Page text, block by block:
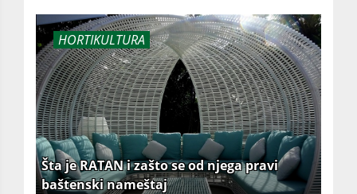
HORTIKULTURA
Šta je RATAN i zašto se od njega pravi
baštenski nameštaj